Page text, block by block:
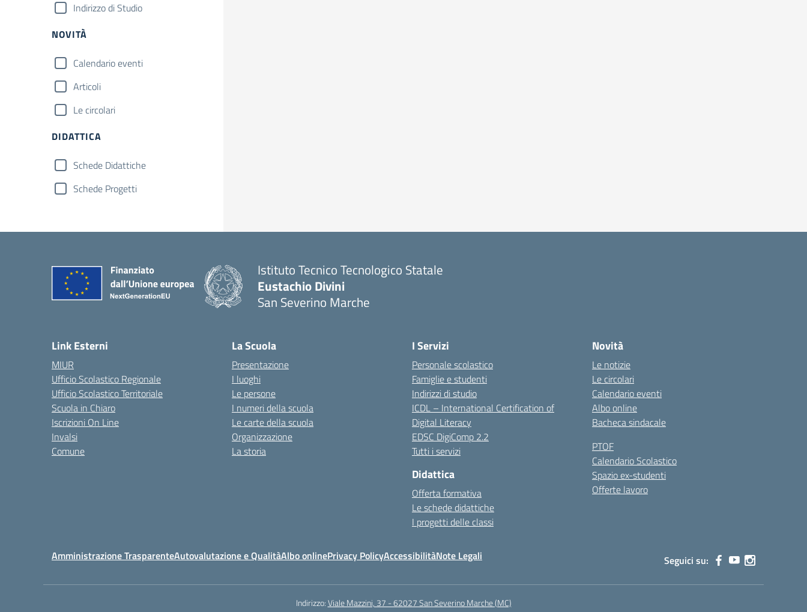
Indirizzo di Studio
NOVITÀ
Calendario eventi
Articoli
Le circolari
DIDATTICA
Schede Didattiche
Schede Progetti
Istituto Tecnico Tecnologico Statale
Eustachio Divini
San Severino Marche
Link Esterni
MIUR
Ufficio Scolastico Regionale
Ufficio Scolastico Territoriale
Scuola in Chiaro
Iscrizioni On Line
Invalsi
Comune
La Scuola
Presentazione
I luoghi
Le persone
I numeri della scuola
Le carte della scuola
Organizzazione
La storia
I Servizi
Personale scolastico
Famiglie e studenti
Indirizzi di studio
ICDL – International Certification of
Digital Literacy
EDSC DigiComp 2.2
Tutti i servizi
Didattica
Offerta formativa
Le schede didattiche
I progetti delle classi
Novità
Le notizie
Le circolari
Calendario eventi
Albo online
Bacheca sindacale
PTOF
Calendario Scolastico
Spazio ex-studenti
Offerte lavoro
Amministrazione TrasparenteAutovalutazione e QualitàAlbo onlinePrivacy PolicyAccessibilitàNote Legali Seguici su:
Indirizzo:Viale Mazzini, 37 - 62027 San Severino Marche (MC)